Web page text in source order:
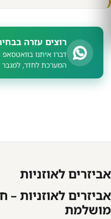
רוצים עזרה
דברו איתנו
המערכת לחדר, למגבר
אביזרים לאוזניות
אביזרים לאוזניות –
מושלמת